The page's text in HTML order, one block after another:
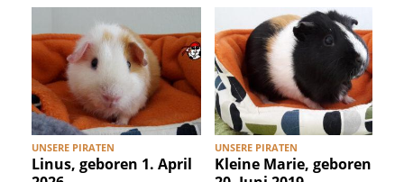
UNSERE PIRATEN
Linus, geboren 1. April
UNSERE PIRATEN
Kleine Marie, geboren